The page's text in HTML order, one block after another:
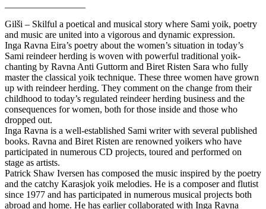
Gilši – Skilful a poetical and musical story where Sami yoik, poetry
and music are united into a vigorous and dynamic expression.
Inga Ravna Eira’s poetry about the women’s situation in today’s
Sami reindeer herding is woven with powerful traditional yoik-
chanting by Ravna Anti Guttorm and Biret Risten Sara who fully
master the classical yoik technique. These three women have grown
up with reindeer herding. They comment on the change from their
childhood to today’s regulated reindeer herding business and the
consequences for women, both for those inside and those who
dropped out.
Inga Ravna is a well-established Sami writer with several published
books. Ravna and Biret Risten are renowned yoikers who have
participated in numerous CD projects, toured and performed on
stage as artists.
Patrick Shaw Iversen has composed the music inspired by the poetry
and the catchy Karasjok yoik melodies. He is a composer and flutist
since 1977 and has participated in numerous musical projects both
abroad and home. He has earlier collaborated with Inga Ravna